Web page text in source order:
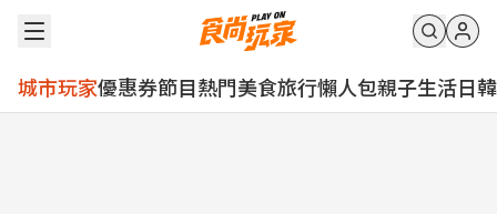
城市玩家優惠券節目熱門美食旅行懶人包親子生活日韓